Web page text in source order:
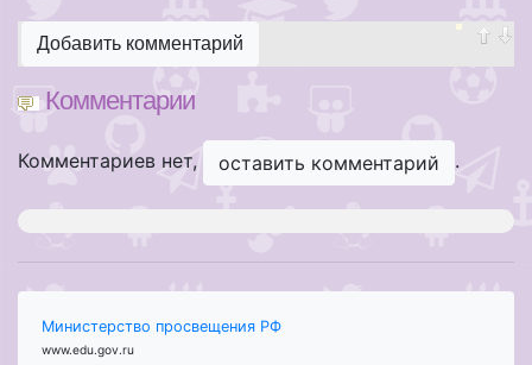
Добавить комментарий
Комментарии
Комментариев нет, оставить комментарий .
Министерство просвещения РФ
www.edu.gov.ru